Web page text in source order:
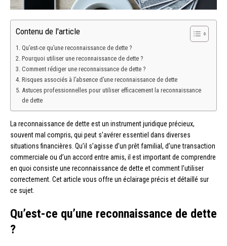
Contenu de l'article
Qu’est-ce qu’une reconnaissance de dette ?
Pourquoi utiliser une reconnaissance de dette ?
Comment rédiger une reconnaissance de dette ?
Risques associés à l’absence d’une reconnaissance de dette
Astuces professionnelles pour utiliser efficacement la reconnaissance
de dette
La reconnaissance de dette est un instrument juridique précieux,
souvent mal compris, qui peut s’avérer essentiel dans diverses
situations financières. Qu’il s’agisse d’un prêt familial, d’une transaction
commerciale ou d’un accord entre amis, il est important de comprendre
en quoi consiste une reconnaissance de dette et comment l’utiliser
correctement. Cet article vous offre un éclairage précis et détaillé sur
ce sujet.
Qu’est-ce qu’une reconnaissance de dette
?